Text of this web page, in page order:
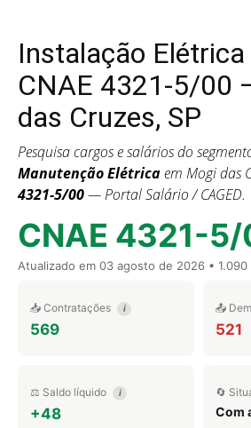
Instalação
CNAE 4321-5/00
das Cruzes, SP
Pesquisa cargos e salários do
Manutenção Elétricaem Mogi das
4321-5/00— Portal Salário / CAGED.
CNAE 4321-
Atualizado em 03 agosto de 2026 •
📥 Contratações i
569
📤
521
⚖️ Saldo líquido i
+48
🔄
Com